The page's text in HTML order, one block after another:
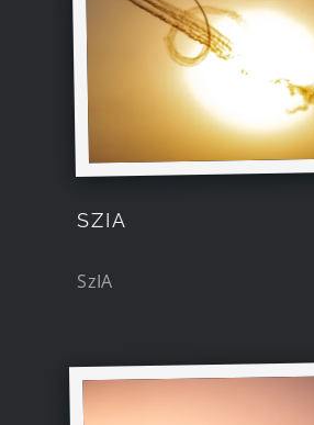
SZIA
SzIA